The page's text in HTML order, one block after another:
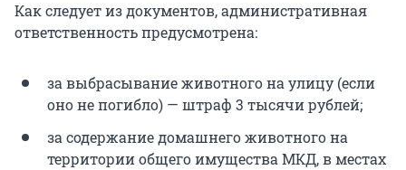
Как следует из документов, административная
ответственность предусмотрена:
за выбрасывание животного на улицу (если
оно не погибло) — штраф 3 тысячи рублей;
за содержание домашнего животного на
территории общего имущества МКД, в местах